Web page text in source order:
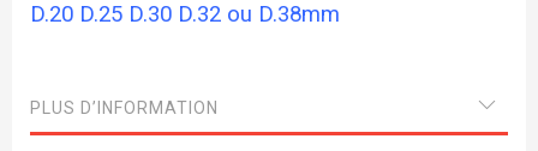
D.20 D.25 D.30 D.32 ou D.38mm
PLUS D’INFORMATION